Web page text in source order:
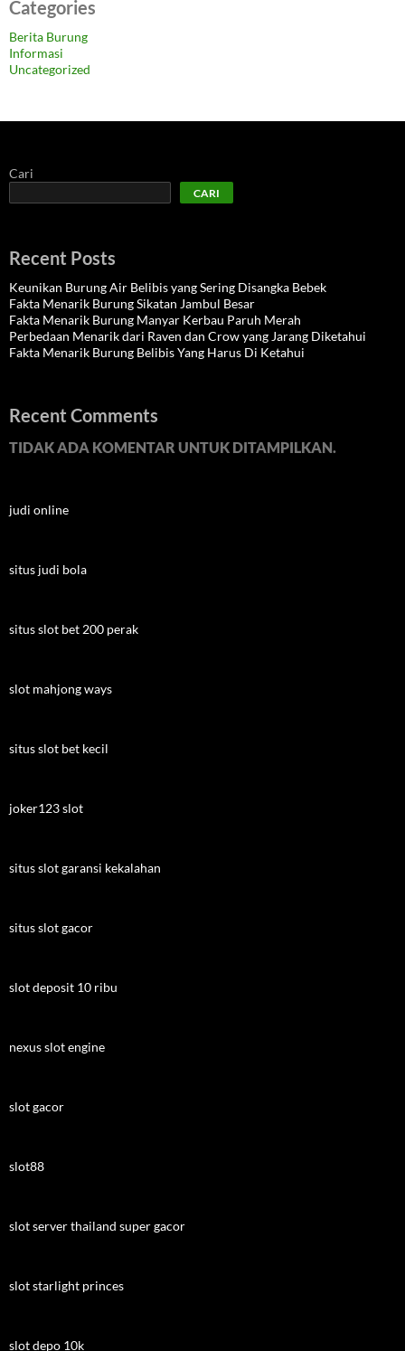
Categories
Berita Burung
Informasi
Uncategorized
Cari
CARI
Recent Posts
Keunikan Burung Air Belibis yang Sering Disangka Bebek
Fakta Menarik Burung Sikatan Jambul Besar
Fakta Menarik Burung Manyar Kerbau Paruh Merah
Perbedaan Menarik dari Raven dan Crow yang Jarang Diketahui
Fakta Menarik Burung Belibis Yang Harus Di Ketahui
Recent Comments
TIDAK ADA KOMENTAR UNTUK DITAMPILKAN.
judi online
situs judi bola
situs slot bet 200 perak
slot mahjong ways
situs slot bet kecil
joker123 slot
situs slot garansi kekalahan
situs slot gacor
slot deposit 10 ribu
nexus slot engine
slot gacor
slot88
slot server thailand super gacor
slot starlight princes
slot depo 10k